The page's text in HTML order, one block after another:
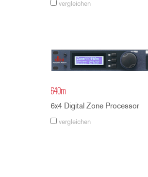
vergleichen
640m
6x4 Digital Zone Processor
vergleichen